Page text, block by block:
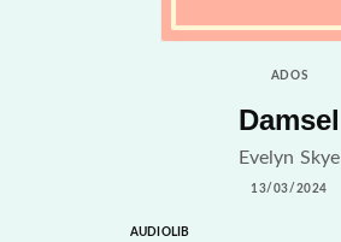
ADOS
Damsel
Evelyn Skye
13/03/2024
AUDIOLIB